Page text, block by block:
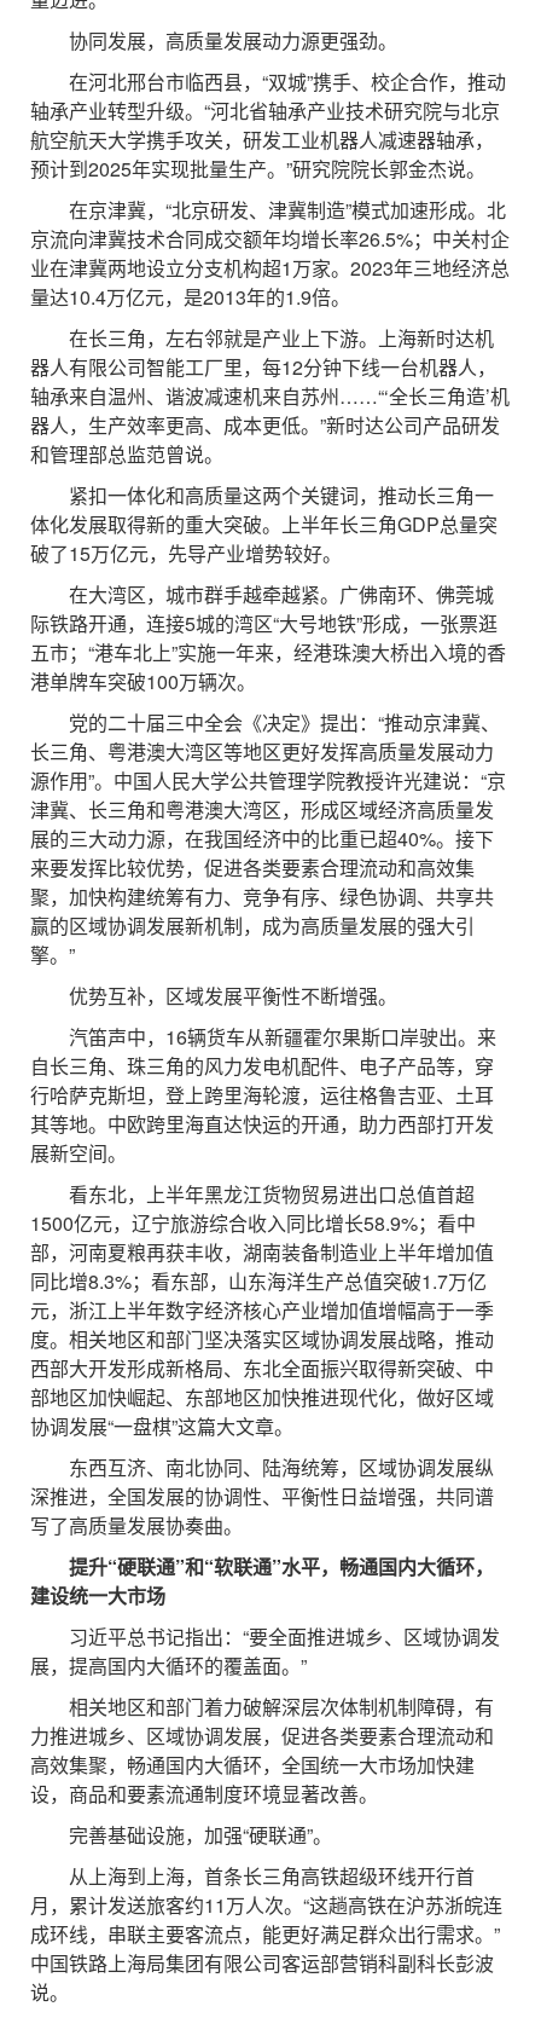
协同发展，高质量发展动力源更强劲。
在河北邢台市临西县，“双城”携手、校企合作，推动
轴承产业转型升级。“河北省轴承产业技术研究院与北京
航空航天大学携手攻关，研发工业机器人减速器轴承，
预计到2025年实现批量生产。”研究院院长郭金杰说。
在京津冀，“北京研发、津冀制造”模式加速形成。北
京流向津冀技术合同成交额年均增长率26.5%；中关村企
业在津冀两地设立分支机构超1万家。2023年三地经济总
量达10.4万亿元，是2013年的1.9倍。
在长三角，左右邻就是产业上下游。上海新时达机
器人有限公司智能工厂里，每12分钟下线一台机器人，
轴承来自温州、谐波减速机来自苏州……“‘全长三角造’机
器人，生产效率更高、成本更低。”新时达公司产品研发
和管理部总监范曾说。
紧扣一体化和高质量这两个关键词，推动长三角一
体化发展取得新的重大突破。上半年长三角GDP总量突
破了15万亿元，先导产业增势较好。
在大湾区，城市群手越牵越紧。广佛南环、佛莞城
际铁路开通，连接5城的湾区“大号地铁”形成，一张票逛
五市；“港车北上”实施一年来，经港珠澳大桥出入境的香
港单牌车突破100万辆次。
党的二十届三中全会《决定》提出：“推动京津冀、
长三角、粤港澳大湾区等地区更好发挥高质量发展动力
源作用”。中国人民大学公共管理学院教授许光建说：“京
津冀、长三角和粤港澳大湾区，形成区域经济高质量发
展的三大动力源，在我国经济中的比重已超40%。接下
来要发挥比较优势，促进各类要素合理流动和高效集
聚，加快构建统筹有力、竞争有序、绿色协调、共享共
赢的区域协调发展新机制，成为高质量发展的强大引
擎。”
优势互补，区域发展平衡性不断增强。
汽笛声中，16辆货车从新疆霍尔果斯口岸驶出。来
自长三角、珠三角的风力发电机配件、电子产品等，穿
行哈萨克斯坦，登上跨里海轮渡，运往格鲁吉亚、土耳
其等地。中欧跨里海直达快运的开通，助力西部打开发
展新空间。
看东北，上半年黑龙江货物贸易进出口总值首超
1500亿元，辽宁旅游综合收入同比增长58.9%；看中
部，河南夏粮再获丰收，湖南装备制造业上半年增加值
同比增8.3%；看东部，山东海洋生产总值突破1.7万亿
元，浙江上半年数字经济核心产业增加值增幅高于一季
度。相关地区和部门坚决落实区域协调发展战略，推动
西部大开发形成新格局、东北全面振兴取得新突破、中
部地区加快崛起、东部地区加快推进现代化，做好区域
协调发展“一盘棋”这篇大文章。
东西互济、南北协同、陆海统筹，区域协调发展纵
深推进，全国发展的协调性、平衡性日益增强，共同谱
写了高质量发展协奏曲。
提升“硬联通”和“软联通”水平，畅通国内大循环，
建设统一大市场
习近平总书记指出：“要全面推进城乡、区域协调发
展，提高国内大循环的覆盖面。”
相关地区和部门着力破解深层次体制机制障碍，有
力推进城乡、区域协调发展，促进各类要素合理流动和
高效集聚，畅通国内大循环，全国统一大市场加快建
设，商品和要素流通制度环境显著改善。
完善基础设施，加强“硬联通”。
从上海到上海，首条长三角高铁超级环线开行首
月，累计发送旅客约11万人次。“这趟高铁在沪苏浙皖连
成环线，串联主要客流点，能更好满足群众出行需求。”
中国铁路上海局集团有限公司客运部营销科副科长彭波
说。